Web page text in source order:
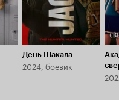
День Шакала
2024, боевик